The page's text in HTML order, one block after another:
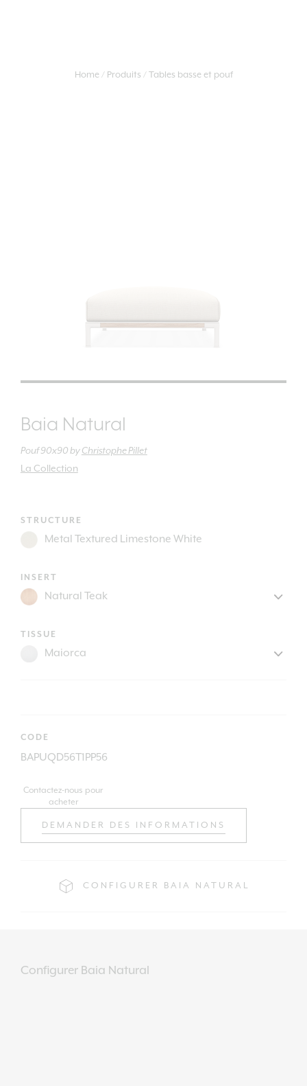
Home Produits Tables basse et pouf
Baia Natural
Pouf 90x90byChristophe Pillet
La Collection
STRUCTURE
INSERT
TISSUE
CODE
BAPUQD56T1PP56
Contactez-nous pour
acheter
DEMANDER DES INFORMATIONS
CONFIGURER BAIA NATURAL
Configurer Baia Natural